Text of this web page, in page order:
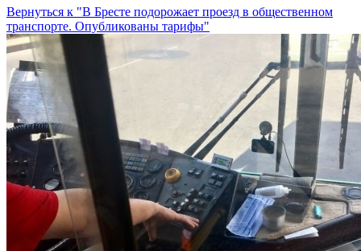
Вернуться к "В Бресте подорожает проезд в общественном
транспорте. Опубликованы тарифы"